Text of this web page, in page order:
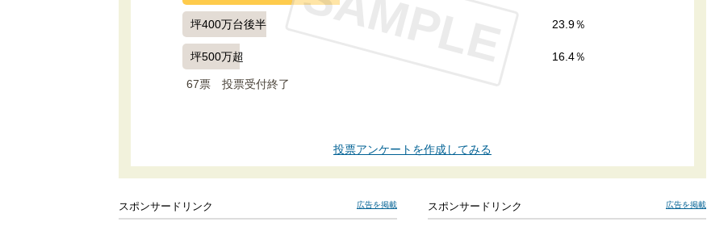
坪400万台後半 23.9％
坪500万超 16.4％
67票 投票受付終了
投票アンケートを作成してみる
スポンサードリンク 広告を掲載 スポンサードリンク 広告を掲載